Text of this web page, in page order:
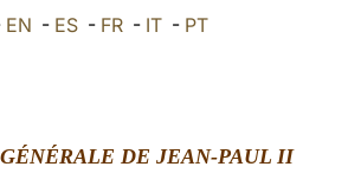
EN - ES - FR - IT - PT
DE JEAN-PAUL II